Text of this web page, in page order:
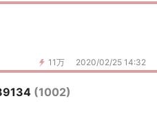
11万 2020/02/25 14:32
(1002)